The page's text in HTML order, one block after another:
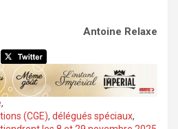
Antoine Relaxe
,
(CGE), délégués spéciaux,